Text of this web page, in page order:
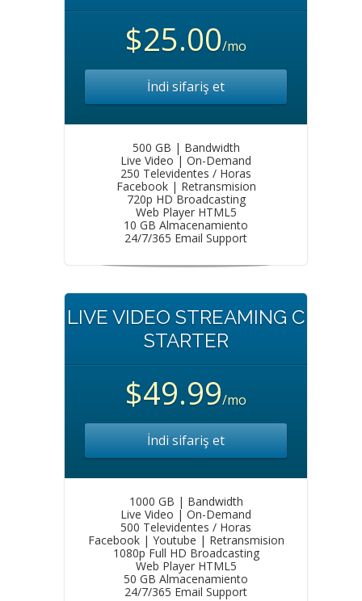
$25.00/mo
İndi sifariş et
500 GB | Bandwidth
Live Video | On-Demand
250 Televidentes / Horas
Facebook | Retransmision
720p HD Broadcasting
Web Player HTML5
10 GB Almacenamiento
24/7/365 Email Support
LIVE VIDEO STREAMING C
STARTER
$49.99/mo
İndi sifariş et
1000 GB | Bandwidth
Live Video | On-Demand
500 Televidentes / Horas
Facebook | Youtube | Retransmision
1080p Full HD Broadcasting
Web Player HTML5
50 GB Almacenamiento
24/7/365 Email Support